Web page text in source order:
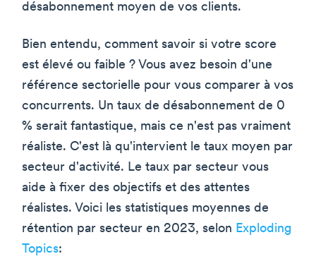
désabonnement moyen de vos clients.
Bien entendu, comment savoir si votre score
est élevé ou faible ? Vous avez besoin d'une
référence sectorielle pour vous comparer à vos
concurrents. Un taux de désabonnement de 0
% serait fantastique, mais ce n'est pas vraiment
réaliste. C'est là qu'intervient le taux moyen par
secteur d'activité. Le taux par secteur vous
aide à fixer des objectifs et des attentes
réalistes. Voici les statistiques moyennes de
rétention par secteur en 2023, selon Exploding
Topics: